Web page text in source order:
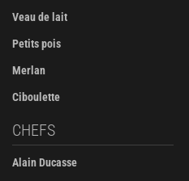
Veau de lait
Petits pois
Merlan
Ciboulette
CHEFS
Alain Ducasse